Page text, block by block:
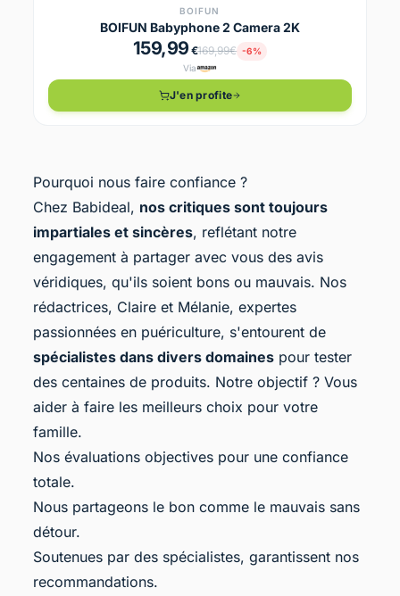
BOIFUN
BOIFUN Babyphone 2 Camera 2K
159,99 €169,99€ -6%
Via
J'en profite
Pourquoi nous faire confiance ?
Chez Babideal, nos critiques sont toujours
impartiales et sincères, reflétant notre
engagement à partager avec vous des avis
véridiques, qu'ils soient bons ou mauvais. Nos
rédactrices, Claire et Mélanie, expertes
passionnées en puériculture, s'entourent de
spécialistes dans divers domainespour tester
des centaines de produits. Notre objectif ? Vous
aider à faire les meilleurs choix pour votre
famille.
Nos évaluations objectives pour une confiance
totale.
Nous partageons le bon comme le mauvais sans
détour.
Soutenues par des spécialistes, garantissent nos
recommandations.